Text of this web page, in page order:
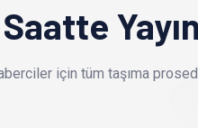
Saatte
için tüm taşıma